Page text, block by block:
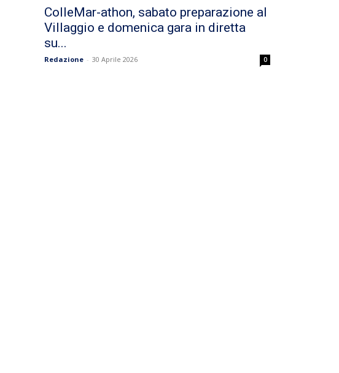
ColleMar-athon, sabato preparazione al
Villaggio e domenica gara in diretta
su...
Redazione - 30 Aprile 2026 0